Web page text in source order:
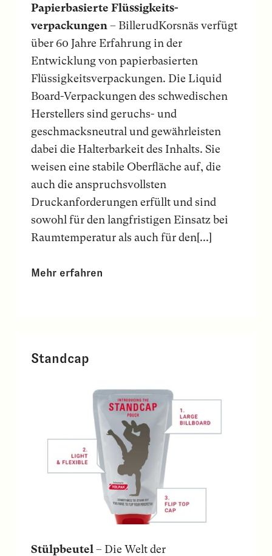
Papierbasierte Flüssigkeits-
verpackungen – BillerudKorsnäs verfügt
über 60 Jahre Erfahrung in der
Entwicklung von papierbasierten
Flüssigkeitsverpackungen. Die Liquid
Board-Verpackungen des schwedischen
Herstellers sind geruchs- und
geschmacksneutral und gewährleisten
dabei die Halterbarkeit des Inhalts. Sie
weisen eine stabile Oberfläche auf, die
auch die anspruchsvollsten
Druckanforderungen erfüllt und sind
sowohl für den langfristigen Einsatz bei
Raumtemperatur als auch für den[...]
Mehr erfahren
Standcap
Stülpbeutel – Die Welt der